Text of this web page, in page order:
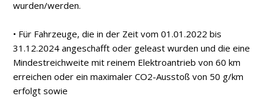
wurden/werden.
• Für Fahrzeuge, die in der Zeit vom 01.01.2022 bis
31.12.2024 angeschafft oder geleast wurden und die eine
Mindestreichweite mit reinem Elektroantrieb von 60 km
erreichen oder ein maximaler CO2-Ausstoß von 50 g/km
erfolgt sowie